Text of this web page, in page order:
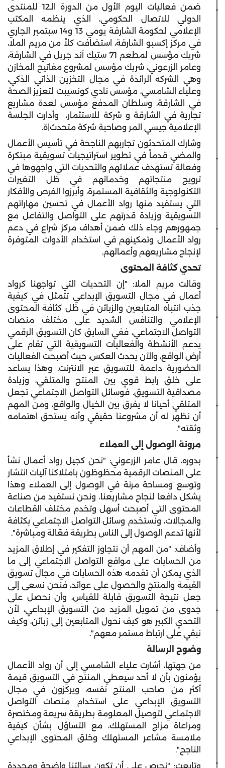
ضمن فعاليات اليوم الأول من الدورة الـ12 للمنتدى
الدولي للاتصال الحكومي، الذي ينظمه المكتب
الإعلامي لحكومة الشارقة يومي 13 و14 سبتمبر الجاري
في مركز إكسبو الشارقة، استضافت كلاً من مريم الملا،
شريك مؤسس لمطعم 71 ستيك آند جريل في الشارقة،
وعامر الزرعوني، شريك مؤسس لمشروع مفاتيح المخازن
وهي الشركه الرائدة في مجال التخزين الذاتي الذكي،
وعلياء الشامسي، مؤسس نادي كونسيبت لتعزيز الصحة
في الشارقة، وسلطان المدفع مؤسس لعدة مشاريع
تجارية في الشارقة و شركة للاستثمار، وأدارت الجلسة
الإعلامية جيسي المر وصاحبة شركة متحدث|ة.
وشارك المتحدثون تجاربهم الناجحة في تأسيس الأعمال
والمضي قدماً في تطوير استراتيجيات تسويقية مبتكرة
وفعالة تستهدف عملائهم والتحديات التي واجهوها في
ترويج منتجاتهم وخدماتهم في ظل التغيرات
التكنولوجية والثقافية المستمرة، وأبرزوا الفرص والأفكار
التي يستفيد منها رواد الأعمال في تحسين مهاراتهم
التسويقية وزيادة قدرتهم على التواصل والتفاعل مع
جمهورهم وجاء ذلك ضمن أهداف مركز شراع في دعم
رواد الأعمال وتمكينهم في استخدام الأدوات المتوفرة
لإنجاح مشاريعهم وأعمالهم.
تحدي كثافة المحتوى
وقالت مريم الملا: "إن التحديات التي تواجهنا كرواد
أعمال في مجال التسويق الإبداعي تتمثل في كيفية
جذب انتباه المتابعين والزبائن في ظل كثافة المحتوى
الإعلامي والتنافس الشديد على مختلف منصات
التواصل الاجتماعي، ففي السابق كان التسويق الرقمي
يدعم الأنشطة والفعاليات التسويقية التي تقام على
أرض الواقع، والآن يحدث العكس، حيث أصبحت الفعاليات
الحضورية داعمة للتسويق عبر الانترنت. وهذا يساعد
على خلق رابط قوي بين المنتج والمتلقي، وزيادة
مصداقية التسويق. فوسائل التواصل الاجتماعي تجعل
المتلقي أحيانا لا يفرق بين الخيال والواقع، ومن المهم
أن نظهر له أن مشروعنا حقيقي وأنه يستحق اهتمامه
وثقته".
مرونة الوصول إلى العملاء
بدوره، قال عامر الزرعوني: "نحن كجيل رواد أعمال نشأ
على المنصات الرقمية محظوظون بامتلاكنا آليات انتشار
وتوسع ومساحة مرنة في الوصول إلى العملاء وهذا
يشكل دافعا لنجاح مشاريعنا، ونحن نستفيد من صناعة
المحتوى التي أصبحت أسهل وتخدم مختلف القطاعات
والمجالات، ونستخدم وسائل التواصل الاجتماعي بكثافة
لأنها تدعم الوصول إلى الناس بطريقة فعّالة ومباشرة".
وأضاف: "من المهم أن نتجاوز التفكير في إطلاق المزيد
من الحسابات على مواقع التواصل الاجتماعي إلى ما
الذي يمكن أن تقدمه هذه الحسابات في مجال تسويق
القيمة والمنتج والحصول على عوائد، فنحن نسعى إلى
جعل نتيجة التسويق قابلة للقياس، وأن نحصل على
جدوى من تمويل المزيد من التسويق الإبداعي، لأن
التحدي الكبير هو كيف نحول المتابعين إلى زبائن، وكيف
نبقي على ارتباط مستمر معهم".
وضوح الرسالة
من جهتها، أشارت علياء الشامسي إلى أن رواد الأعمال
يؤمنون بأن لا أحد سيعطي المنتج في التسويق قيمة
أكثر من صاحب المنتج نفسه، ويركزون في مجال
التسويق الإبداعي على استخدام منصات التواصل
الاجتماعي لتوصيل المعلومة بطريقة سريعة ومختصرة
ومراعاة مزاج المستهلك، مع التساؤل بشأن كيفية
ملامسة مشاعر المستهلك وخلق المحتوى الإبداعي
الناجح".
وتابعت: "نحرص على أن تكون رسالتنا واضحة ومحددة